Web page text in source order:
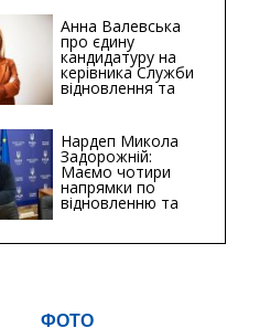
Анна Валевська
про єдину
кандидатуру на
керівника Служби
відновлення та
інфраструктури у
Хіба...
Нардеп Микола
Задорожній:
Маємо чотири
напрямки по
відновленню та
будівництву
інфраструктури
ФОТО